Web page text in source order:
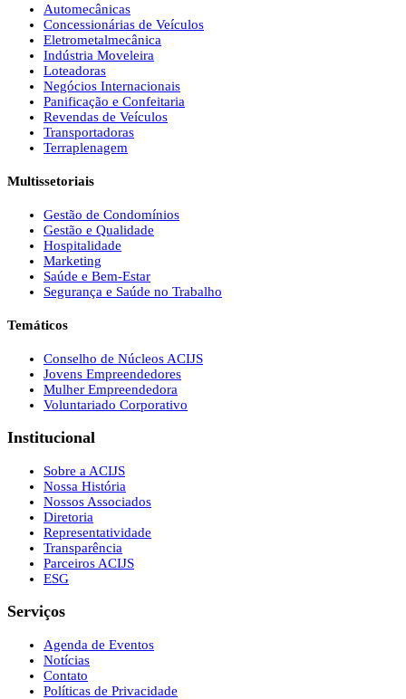
Automecânicas
Concessionárias de Veículos
Eletrometalmecânica
Indústria Moveleira
Loteadoras
Negócios Internacionais
Panificação e Confeitaria
Revendas de Veículos
Transportadoras
Terraplenagem
Multissetoriais
Gestão de Condomínios
Gestão e Qualidade
Hospitalidade
Marketing
Saúde e Bem-Estar
Segurança e Saúde no Trabalho
Temáticos
Conselho de Núcleos ACIJS
Jovens Empreendedores
Mulher Empreendedora
Voluntariado Corporativo
Institucional
Sobre a ACIJS
Nossa História
Nossos Associados
Diretoria
Representatividade
Transparência
Parceiros ACIJS
ESG
Serviços
Agenda de Eventos
Notícias
Contato
Políticas de Privacidade